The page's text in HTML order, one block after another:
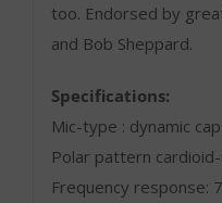
too. Endorsed by
and Bob Sheppard.
Specifications:
Mic-type : dynamic
Polar pattern
Frequency response: